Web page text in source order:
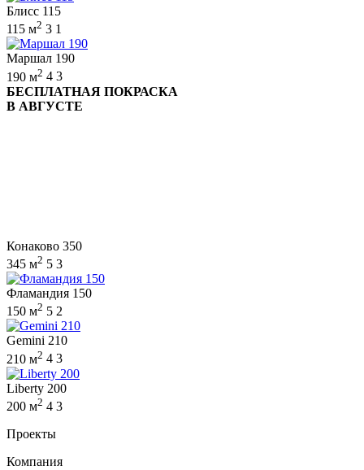
Блисс 115
115 м2 3 1
Маршал 190
190 м2 4 3
БЕСПЛАТНАЯ ПОКРАСКА
В АВГУСТЕ
Конаково 350
345 м2 5 3
Фламандия 150
150 м2 5 2
Gemini 210
210 м2 4 3
Liberty 200
200 м2 4 3
Проекты
Компания